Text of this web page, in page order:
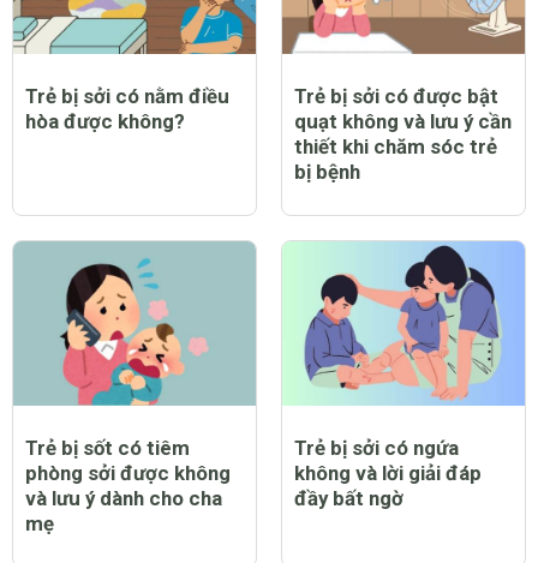
Trẻ bị sởi có nằm điều
hòa được không?
Trẻ bị sởi có được bật
quạt không và lưu ý cần
thiết khi chăm sóc trẻ
bị bệnh
Trẻ bị sốt có tiêm
phòng sởi được không
và lưu ý dành cho cha
mẹ
Trẻ bị sởi có ngứa
không và lời giải đáp
đầy bất ngờ